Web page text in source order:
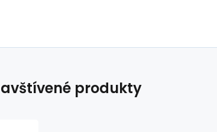
produkty